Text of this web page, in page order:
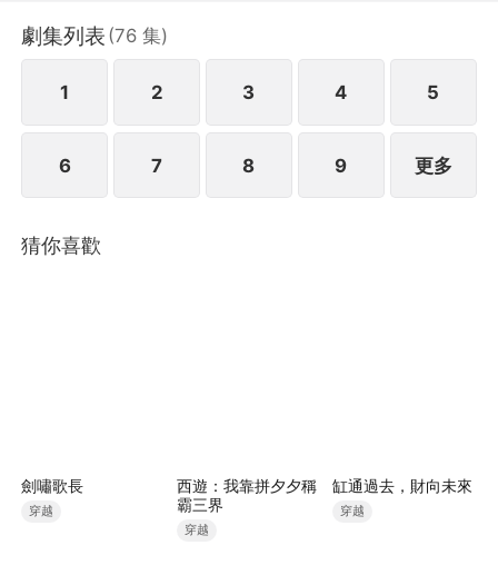
劇集列表 (76 集)
1 2 3 4 5
6 7 8 9 更多
猜你喜歡
劍嘯歌長
穿越
西遊：我靠拼夕夕稱
霸三界
穿越
缸通過去，財向未來
穿越